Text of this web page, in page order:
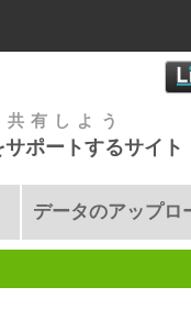
有しよう
ポートするサイト
データのアップロ